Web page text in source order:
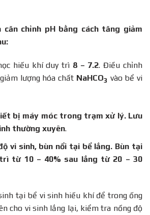
căn chỉnh pH bằng cách tăng giảm
hiếu khí duy trì 8 – 7.2. Điều chỉnh
lượng hóa chất NaHCO3 vào bể vi
bị máy móc trong trạm xử lý. Lưu
thường xuyên.
vi sinh, bùn nổi tại bể lắng. Bùn tại
từ 10 – 40% sau lắng từ 20 – 30
tại bể vi sinh hiếu khí để trong ống
cho vi sinh lắng lại, kiểm tra nồng độ